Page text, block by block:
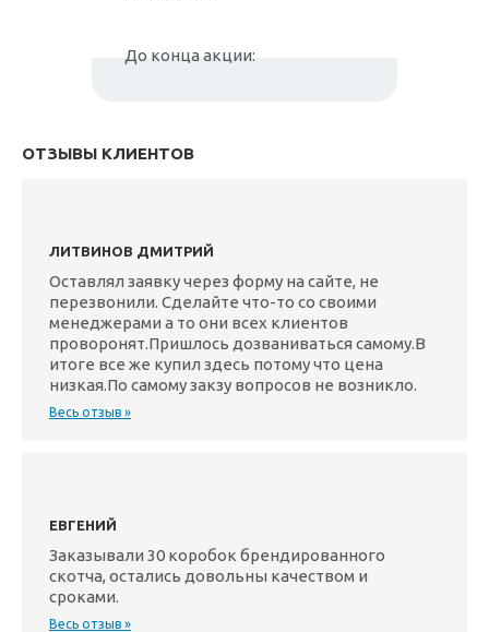
До конца акции:
ОТЗЫВЫ КЛИЕНТОВ
ЛИТВИНОВ ДМИТРИЙ
Оставлял заявку через форму на сайте, не
перезвонили. Сделайте что-то со своими
менеджерами а то они всех клиентов
проворонят.Пришлось дозваниваться самому.В
итоге все же купил здесь потому что цена
низкая.По самому закзу вопросов не возникло.
Весь отзыв »
ЕВГЕНИЙ
Заказывали 30 коробок брендированного
скотча, остались довольны качеством и
сроками.
Весь отзыв »